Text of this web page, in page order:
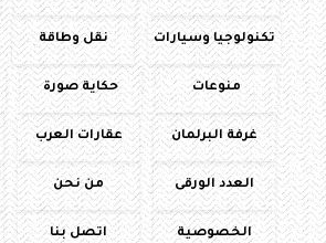
تكنولوجيا وسيارات نقل وطاقة
منوعات حكاية صورة
غرفة البرلمان عقارات العرب
العدد الورقى من نحن
الخصوصية اتصل بنا